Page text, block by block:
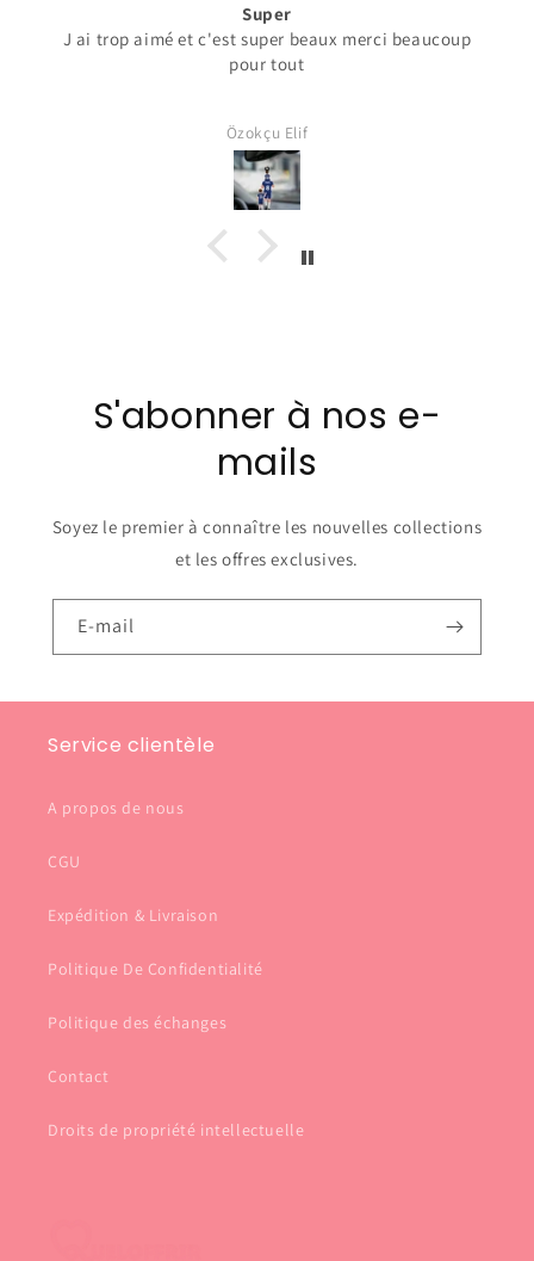
Super
J ai trop aimé et c'est super beaux merci beaucoup
pour tout
Özokçu Elif
S'abonner à nos e-
mails
Soyez le premier à connaître les nouvelles collections
et les offres exclusives.
E-mail
Service clientèle
A propos de nous
CGU
Expédition & Livraison
Politique De Confidentialité
Politique des échanges
Contact
Droits de propriété intellectuelle